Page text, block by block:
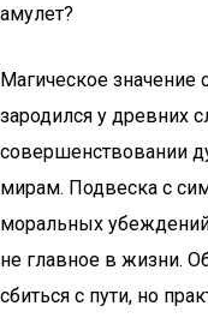
амулет?
Магическое значение
зародился у древних
совершенствовании
мирам. Подвеска с
моральных
не главное в жизни.
сбиться с пути, но